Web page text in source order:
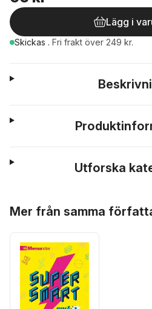
Lägg i
Skickas . Fri frakt över 249 kr.
Utforska
Mer från samma